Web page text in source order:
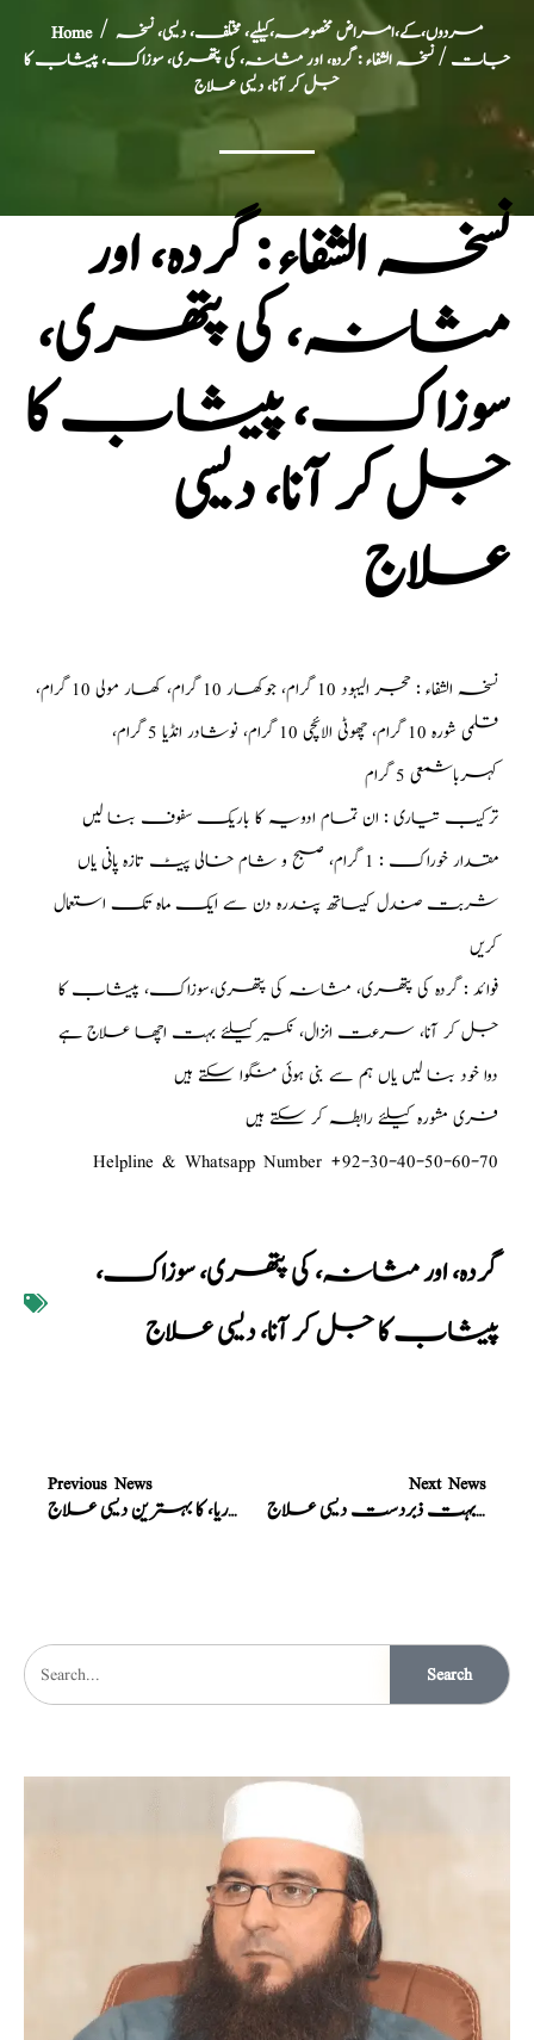
Home/ مردوں،کے،امراض مخصوصہ،کیلیے، مختلف، دیسی، نسخہ
جات / نسخہ الشفاء : گردہ، اور مثانہ، کی پتھری، سوزاک، پیشاب کا
جل کر آنا، دیسی علاج
نسخہ الشفاء : گردہ، اور
مثانہ، کی پتھری،
سوزاک، پیشاب کا
جل کر آنا، دیسی
علاج
نسخہ الشفاء : حجر الیہود 10 گرام، جوکھار 10 گرام، کھار مولی 10 گرام،
قلمی شورہ 10 گرام، چھوٹی الائچی 10 گرام، نوشادر انڈیا 5 گرام،
کہرباشمعی 5 گرام
ترکیب تیاری : ان تمام ادویہ کا باریک سفوف بنا لیں
مقدار خوراک : 1 گرام، صبح و شام خالی پیٹ تازہ پانی یاں
شربت صندل کیساتھ پندرہ دن سے ایک ماہ تک استعمال
کریں
فوائد : گردہ کی پتھری، مثانہ کی پتھری،سوزاک، پیشاب کا
جل کر آنا، سرعت انزال، نکسیر کیلئے بہت اچھا علاج ہے
دوا خود بنا لیں یاں ہم سے بنی ہوئی منگوا سکتے ہیں
فری مشورہ کیلئے رابطہ کر سکتے ہیں
Helpline & Whatsapp Number +92-30-40-50-60-70
گردہ، اور مثانہ، کی پتھری، سوزاک،
پیشاب کا جل کر آنا، دیسی علاج
Previous News
نسخہ الشفاء : جریان، اور لیکوریا، کا بہترین دیسی علاج
Next News
نسخہ الشفاء : اعصابی کمزوری، مردانہ کمزوری، کا بہت ذبردست دیسی علاج
Search